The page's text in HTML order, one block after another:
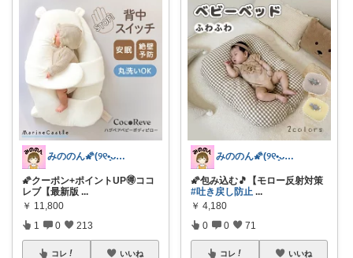
みののん🌠(୨୧•͈ᴗ•͈)感謝♡
🌠クーポン+ポイントUP🉐ココ
レブ【最新版 ...
￥ 11,800
1 0 213
コレ いいね
みののん🌠(୨୧•͈ᴗ•͈)感謝♡
🌠包み込む🎵【モロー反射対策
#吐き戻し防止 ...
￥ 4,180
0 0 71
コレ いいね